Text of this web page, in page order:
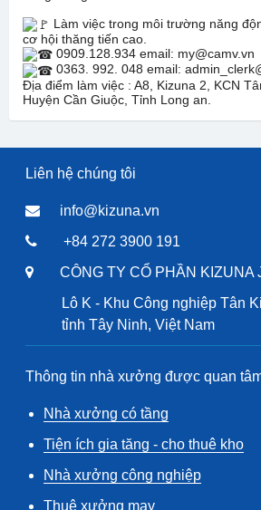
Làm việc trong môi trường năng
cơ hội thăng tiến cao.
0909.128.934 email: my@camv.vn
0363. 992. 048 email:
Địa điểm làm việc : A8, Kizuna 2, KCN
Huyện Cần Giuộc, Tỉnh Long an.
Liên hệ chúng tôi
info@kizuna.vn
+84 272 3900 191
CÔNG TY CỔ PHẦN KIZUNA
Lô K - Khu Công nghiệp Tân
tỉnh Tây Ninh, Việt Nam
Thông tin nhà xưởng được quan
Nhà xưởng có tầng
Tiện ích gia tăng - cho thuê kho
Nhà xưởng công nghiệp
Thuê xưởng may